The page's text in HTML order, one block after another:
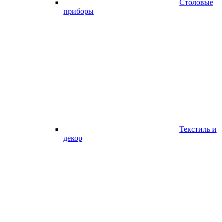
Столовые
приборы
Текстиль и
декор